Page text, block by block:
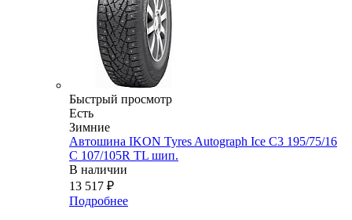
Быстрый просмотр
Есть
Зимние
Автошина IKON Tyres Autograph Ice C3 195/75/16
C 107/105R TL шип.
В наличии
13 517 ₽
Подробнее